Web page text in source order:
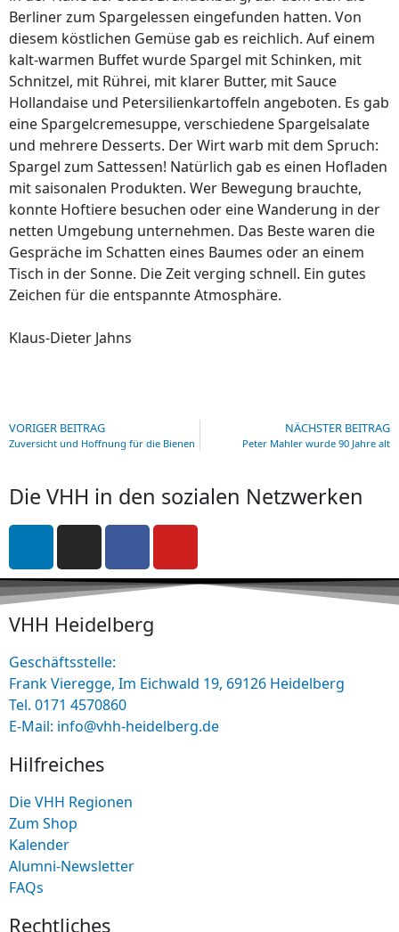
Berliner zum Spargelessen eingefunden hatten. Von
diesem köstlichen Gemüse gab es reichlich. Auf einem
kalt-warmen Buffet wurde Spargel mit Schinken, mit
Schnitzel, mit Rührei, mit klarer Butter, mit Sauce
Hollandaise und Petersilienkartoffeln angeboten. Es gab
eine Spargelcremesuppe, verschiedene Spargelsalate
und mehrere Desserts. Der Wirt warb mit dem Spruch:
Spargel zum Sattessen! Natürlich gab es einen Hofladen
mit saisonalen Produkten. Wer Bewegung brauchte,
konnte Hoftiere besuchen oder eine Wanderung in der
netten Umgebung unternehmen. Das Beste waren die
Gespräche im Schatten eines Baumes oder an einem
Tisch in der Sonne. Die Zeit verging schnell. Ein gutes
Zeichen für die entspannte Atmosphäre.
Klaus-Dieter Jahns
VORIGER BEITRAG
Zuversicht und Hoffnung für die Bienen
NÄCHSTER BEITRAG
Peter Mahler wurde 90 Jahre alt
Die VHH in den sozialen Netzwerken
VHH Heidelberg
Geschäftsstelle:
Frank Vieregge, Im Eichwald 19, 69126 Heidelberg
Tel. 0171 4570860
E-Mail: info@vhh-heidelberg.de
Hilfreiches
Die VHH Regionen
Zum Shop
Kalender
Alumni-Newsletter
FAQs
Rechtliches